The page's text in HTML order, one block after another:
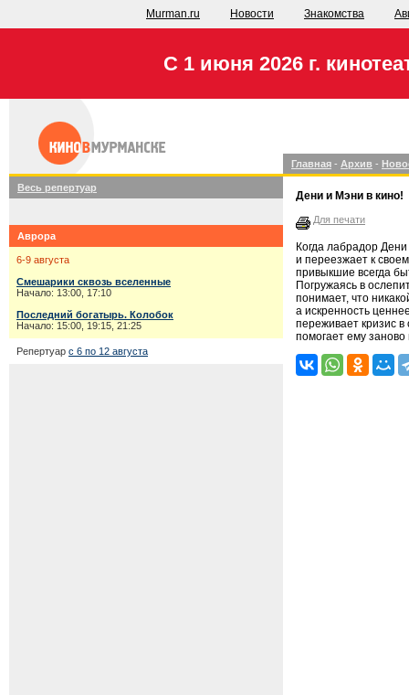
Murman.ru Новости Знакомства
С 1 июня 2026 г.
Главная - Архив -
Весь репертуар
Аврора
6-9 августа
Смешарики сквозь вселенные
Начало: 13:00, 17:10
Последний богатырь. Колобок
Начало: 15:00, 19:15, 21:25
Репертуар с 6 по 12 августа
Дени и Мэни в кино!
Для печати
Когда лабрадор
и переезжает к
привыкшие всегда
Погружаясь в
понимает, что
а искренность
переживает кризис
помогает ему